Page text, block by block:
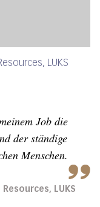
LUKS
Job die
der ständige
Menschen.
LUKS